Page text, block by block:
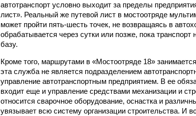
автотранспорт условно выходит за пределы
лист». Реальный же путевой лист в мостоотряде
может пройти пять-шесть точек, не возвращаясь в
обрабатывается через сутки или позже, пока
базу.
Кроме того, маршрутами в «Мостоотряде 18»
эта служба не является подразделением
управление автотранспортным предприятием. В ее
входит еще и управление средствами механизации и
относится сварочное оборудование, оснастка и
увязывает всю систему организации строительства. И